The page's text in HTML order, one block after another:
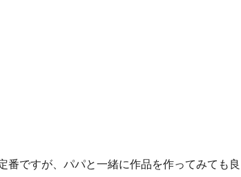
ですが、パパと一緒に作品を作ってみても良